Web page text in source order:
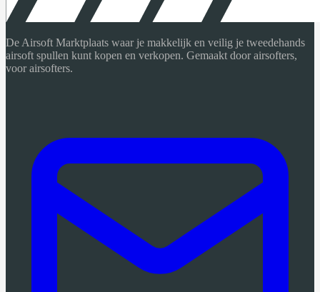
De Airsoft Marktplaats waar je makkelijk en veilig je tweedehands
airsoft spullen kunt kopen en verkopen. Gemaakt door airsofters,
voor airsofters.